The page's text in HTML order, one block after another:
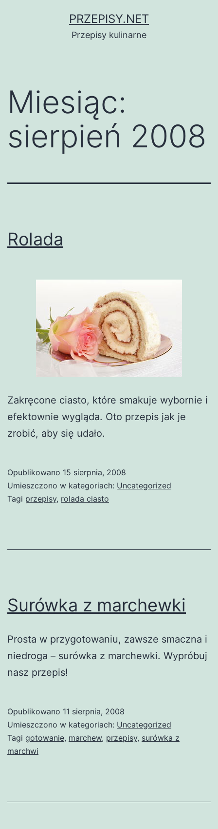
PRZEPISY.NET
Przepisy kulinarne
Miesiąc:
sierpień 2008
Rolada
Zakręcone ciasto, które smakuje wybornie i
efektownie wygląda. Oto przepis jak je
zrobić, aby się udało.
Opublikowano 15 sierpnia, 2008
Umieszczono w kategoriach: Uncategorized
Tagi przepisy, rolada ciasto
Surówka z marchewki
Prosta w przygotowaniu, zawsze smaczna i
niedroga – surówka z marchewki. Wypróbuj
nasz przepis!
Opublikowano 11 sierpnia, 2008
Umieszczono w kategoriach: Uncategorized
Tagi gotowanie, marchew, przepisy, surówka z
marchwi